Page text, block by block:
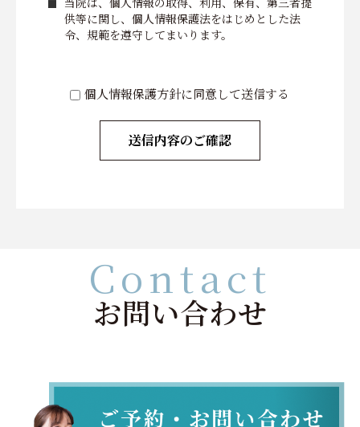
供等に関し、個人情報保護法をはじめとした法
令、規範を遵守してまいります。
個人情報保護方針に同意して送信する
Contact
お問い合わせ